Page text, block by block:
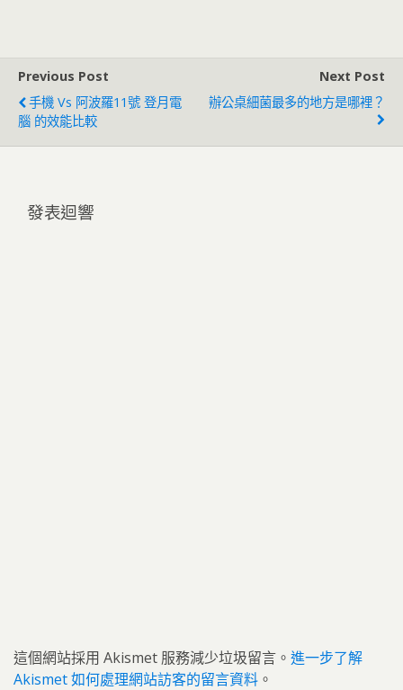
Previous Post
手機 Vs 阿波羅11號 登月電
腦 的效能比較
Next Post
辦公桌細菌最多的地方是哪裡？
發表迴響
這個網站採用 Akismet 服務減少垃圾留言。 進一步了解
Akismet 如何處理網站訪客的留言資料 。